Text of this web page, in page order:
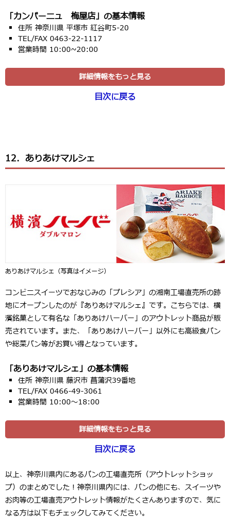
「カンパーニュ 梅屋店」の基本情報
住所 神奈川県 平塚市 紅谷町5-20
TEL/FAX 0463-22-1117
営業時間 10:00~20:00
詳細情報をもっと見る
目次に戻る
12．ありあけマルシェ
ありあけマルシェ（写真はイメージ）
コンビニスイーツでおなじみの「プレシア」の湘南工場直売所の跡
地にオープンしたのが『ありあけマルシェ』です。こちらでは、横
濱銘菓として有名な「ありあけハーバー」のアウトレット商品が販
売されています。また、「ありあけハーバー」以外にも高級食パン
や総菜パン等がお買い得となっています。
「ありあけマルシェ」の基本情報
住所 神奈川県 藤沢市 菖蒲沢39番地
TEL/FAX 0466-49-3061
営業時間 10:00～18:00
詳細情報をもっと見る
目次に戻る
以上、神奈川県内にあるパンの工場直売所（アウトレットショッ
プ）のまとめでした！神奈川県内には、パンの他にも、スイーツや
お肉等の工場直売アウトレット情報がたくさんありますので、気に
なる方は以下もチェックしてみてください。